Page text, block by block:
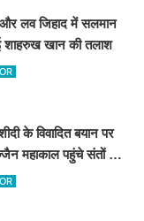
लव जिहाद में सलमान
शाहरुख खान की तलाश
के विवादित बयान पर
महाकाल पहुंचे संतों और
कड़ा विरोध